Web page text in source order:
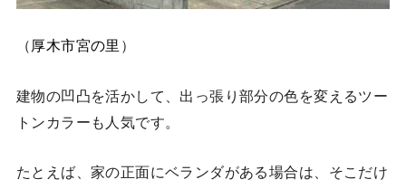
（ 厚木市宮の里 ）
建物の凹凸を活かして、出っ張り部分の色を変えるツー
トンカラーも人気です。
たとえば、家の正面にベランダがある場合は、そこだけ